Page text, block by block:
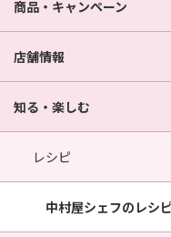
商品・キャンペーン
店舗情報
知る・楽しむ
レシピ
中村屋シェフのレシピ